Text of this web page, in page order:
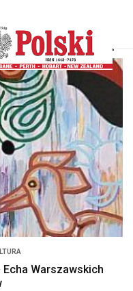
Echa Warszawskich